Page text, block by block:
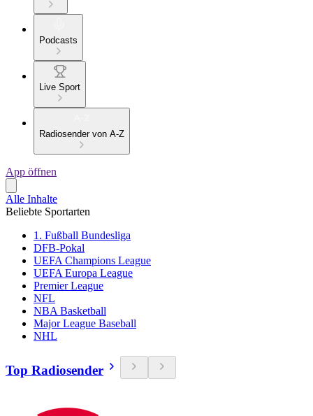
Podcasts
Live Sport
Radiosender von A-Z
App öffnen
Alle Inhalte
Beliebte Sportarten
1. Fußball Bundesliga
DFB-Pokal
UEFA Champions League
UEFA Europa League
Premier League
NFL
NBA Basketball
Major League Baseball
NHL
Top Radiosender